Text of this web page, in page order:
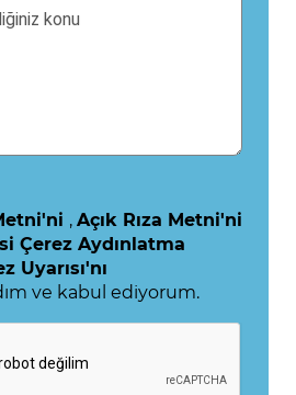
, Açık Rıza Metni'ni
Çerez Aydınlatma
Uyarısı'nı
ve kabul ediyorum.